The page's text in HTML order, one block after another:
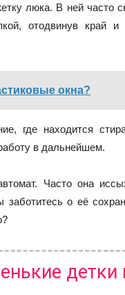
люка. В ней часто
отодвинув край и
окна?
где находится
в дальнейшем.
Часто она
о её